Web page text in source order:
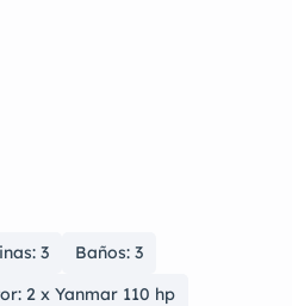
3
Baños: 3
2 x Yanmar 110 hp